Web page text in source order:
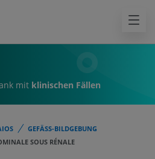
mit klinischen Fällen
GEFÄSS-BILDGEBUNG
SOUS RÉNALE